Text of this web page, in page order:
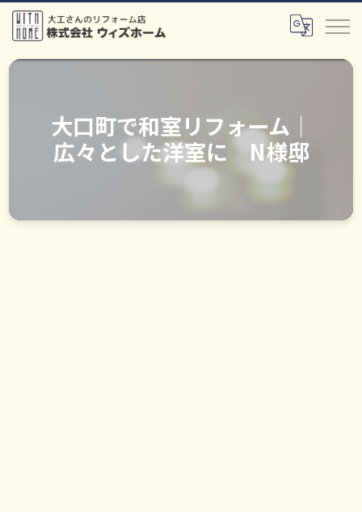
大口町で和室リフォーム｜
広々とした洋室に N様邸